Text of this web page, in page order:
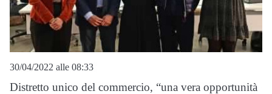
30/04/2022 alle 08:33
Distretto unico del commercio, “una vera opportunità